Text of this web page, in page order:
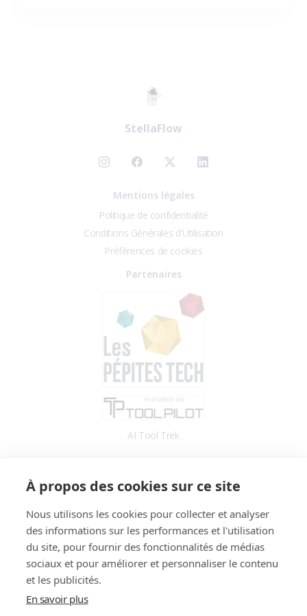
À propos des cookies sur ce site
Nous utilisons les cookies pour collecter et analyser
des informations sur les performances et l'utilisation
du site, pour fournir des fonctionnalités de médias
sociaux et pour améliorer et personnaliser le contenu
et les publicités.
En savoir plus
StellaFlow
Mentions légales
Politique de confidentialité
Conditions Générales d'Utilisation
Préférences de cookies
Partenaires
AI Tool Trek
Application
Informations
Fonctionnalités